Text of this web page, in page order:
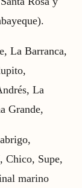
La Barranca,
La
Grande,
Chico, Supe,
marino